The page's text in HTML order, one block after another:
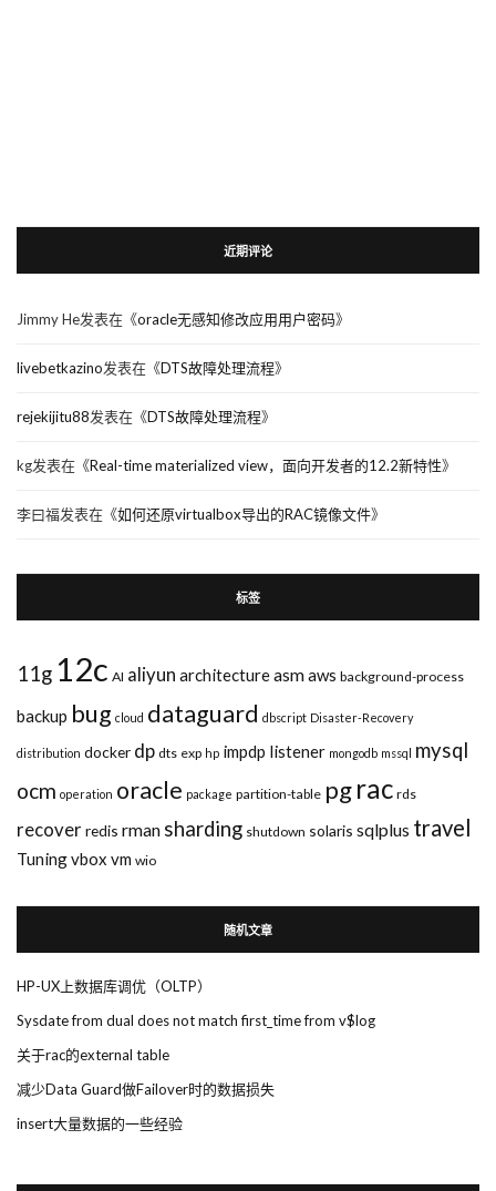
近期评论
Jimmy He发表在《oracle无感知修改应用用户密码》
livebetkazino发表在《DTS故障处理流程》
rejekijitu88发表在《DTS故障处理流程》
kg发表在《Real-time materialized view，面向开发者的12.2新特性》
李曰福发表在《如何还原virtualbox导出的RAC镜像文件》
标签
11g 12c AI aliyun architectureasmaws background-process
backup bug cloud dataguard dbscript Disaster-Recovery
distribution docker dp dts exp hp impdp listener mongodb mssql mysql
ocm operation oracle package partition-table pgrac rds
recover redis rman sharding shutdown solaris sqlplus travel
Tuningvbox vm wio
随机文章
HP-UX上数据库调优（OLTP）
Sysdate from dual does not match first_time from v$log
关于rac的external table
减少Data Guard做Failover时的数据损失
insert大量数据的一些经验